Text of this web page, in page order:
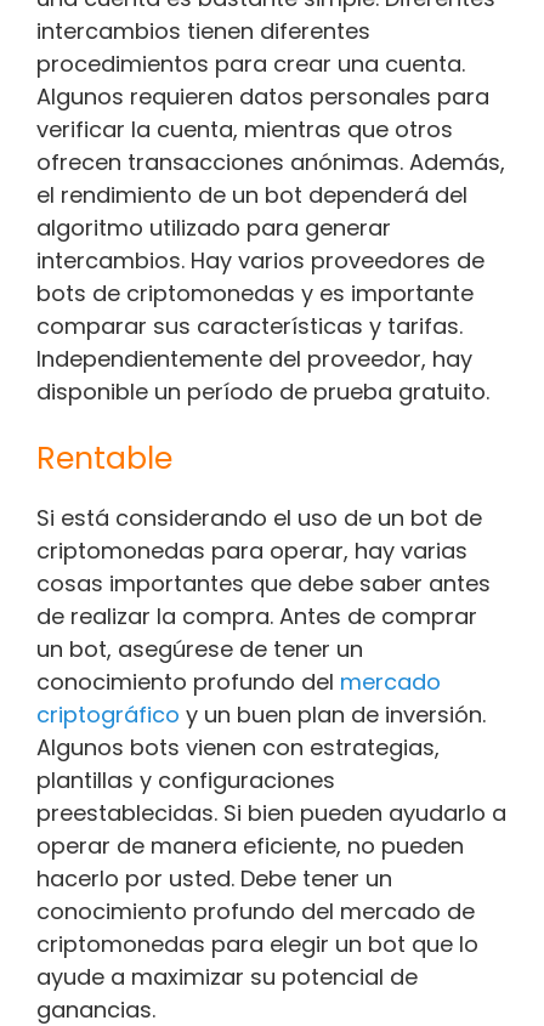
intercambios tienen diferentes
procedimientos para crear una cuenta.
Algunos requieren datos personales para
verificar la cuenta, mientras que otros
ofrecen transacciones anónimas. Además,
el rendimiento de un bot dependerá del
algoritmo utilizado para generar
intercambios. Hay varios proveedores de
bots de criptomonedas y es importante
comparar sus características y tarifas.
Independientemente del proveedor, hay
disponible un período de prueba gratuito.
Rentable
Si está considerando el uso de un bot de
criptomonedas para operar, hay varias
cosas importantes que debe saber antes
de realizar la compra. Antes de comprar
un bot, asegúrese de tener un
conocimiento profundo del mercado
criptográfico y un buen plan de inversión.
Algunos bots vienen con estrategias,
plantillas y configuraciones
preestablecidas. Si bien pueden ayudarlo a
operar de manera eficiente, no pueden
hacerlo por usted. Debe tener un
conocimiento profundo del mercado de
criptomonedas para elegir un bot que lo
ayude a maximizar su potencial de
ganancias.